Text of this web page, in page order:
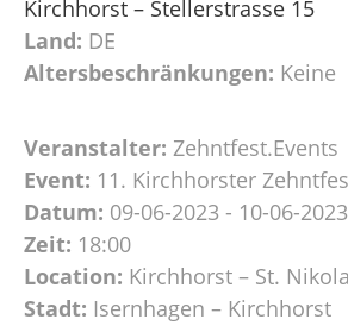
Kirchhorst – Stellerstrasse 15
Land: DE
Altersbeschränkungen: Keine
Veranstalter: Zehntfest.Events
Event: 11. Kirchhorster
Datum: 09-06-2023 - 10-06-2023
Zeit: 18:00
Location: Kirchhorst – St.
Stadt: Isernhagen – Kirchhorst